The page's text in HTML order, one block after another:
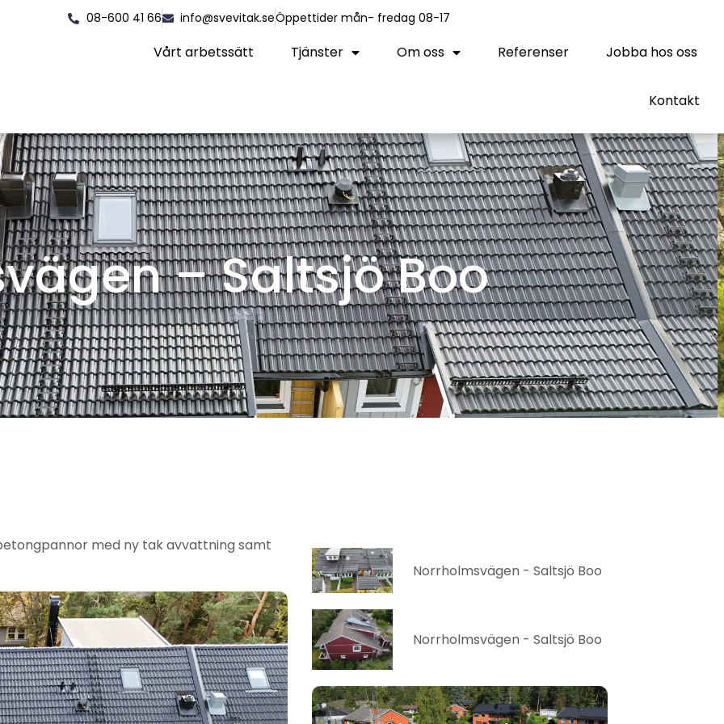
08-600 41 66 info@svevitak.seÖppettider mån- fredag 08-17
Vårt arbetssätt Tjänster Om oss Referenser Jobba hos oss
Kontakt
– Saltsjö Boo
med ny tak avvattning samt
Norrholmsvägen - Saltsjö Boo
Norrholmsvägen - Saltsjö Boo